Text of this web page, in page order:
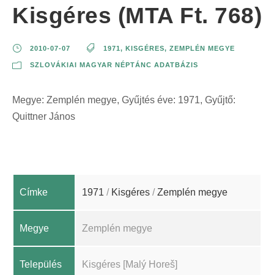
Kisgéres (MTA Ft. 768)
2010-07-07 1971, KISGÉRES, ZEMPLÉN MEGYE
SZLOVÁKIAI MAGYAR NÉPTÁNC ADATBÁZIS
Megye: Zemplén megye, Gyűjtés éve: 1971, Gyűjtő:
Quittner János
Címke 1971 / Kisgéres /Zemplén megye
Megye Zemplén megye
Település Kisgéres [Malý Horeš]